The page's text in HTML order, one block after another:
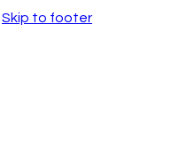
Skip to footer